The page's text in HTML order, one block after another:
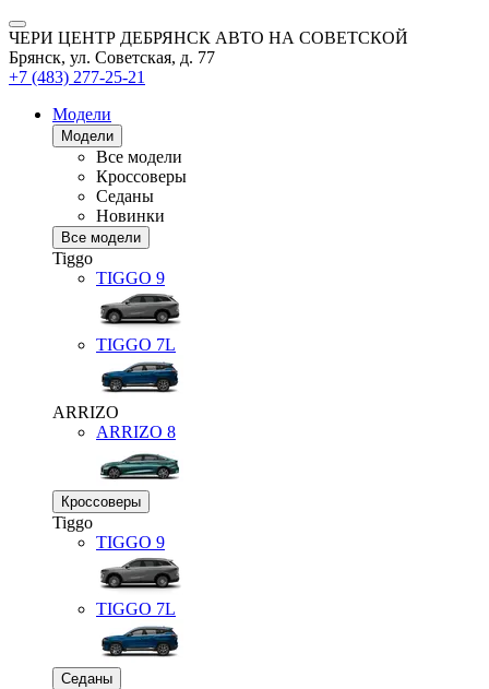
ЧЕРИ ЦЕНТР ДЕБРЯНСК АВТО НА СОВЕТСКОЙ
Брянск, ул. Советская, д. 77
+7 (483) 277-25-21
Модели
Модели
Все модели
Кроссоверы
Седаны
Новинки
Все модели
Tiggo
TIGGO 9
TIGGO 7L
ARRIZO
ARRIZO 8
Кроссоверы
Tiggo
TIGGO 9
TIGGO 7L
Седаны